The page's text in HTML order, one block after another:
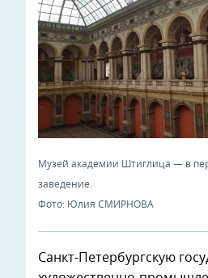
Музей академии Штиглица — в
заведение.
Фото: Юлия СМИРНОВА
Санкт-Петербургскую